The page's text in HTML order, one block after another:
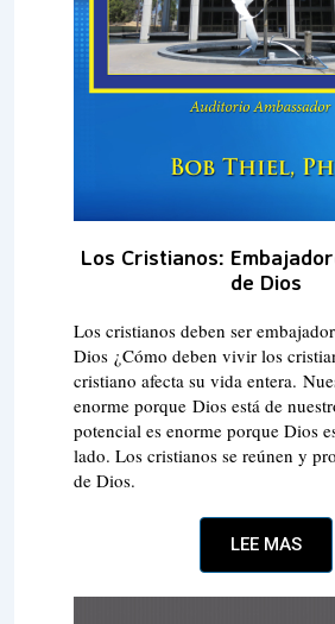
Los Cristianos:
de Dios
Los cristianos deben ser
Dios ¿Cómo deben vivir los
cristiano afecta su vida entera.
enorme porque Dios está de
potencial es enorme porque Dios
lado. Los cristianos se reúnen y
de Dios.
LEE MAS